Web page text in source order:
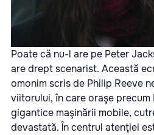
Poate că nu-l are pe Peter
are drept scenarist. Această
omonim scris de Philip Reeve
viitorului, în care oraşe
gigantice maşinării mobile,
devastată. În centrul atenţiei